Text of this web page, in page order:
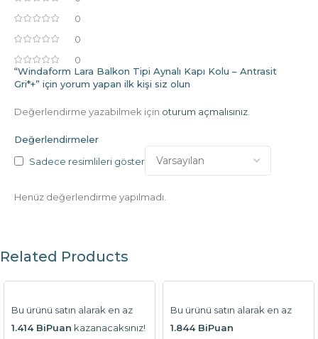
0
0
0
Değerlendirmeler
Sadece resimlileri göster
Henüz değerlendirme yapılmadı.
“Windaform Lara Balkon Tipi Aynalı Kapı Kolu – Antrasit
Gri*+” için yorum yapan ilk kişi siz olun
Değerlendirme yazabilmek için oturum açmalısınız
Related Products
Bu ürünü satın alarak en az
1.414 BiPuan kazanacaksınız!
Bu ürünü satın alarak en az
1.844 BiPuan